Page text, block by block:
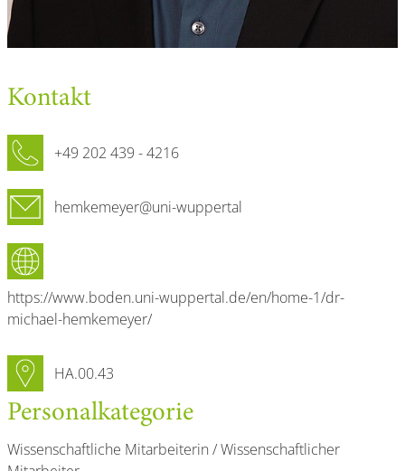
Kontakt
Telefon
+49 202 439 - 4216
E-Mail
hemkemeyer@uni-wuppertal
Internetseite
https://www.boden.uni-wuppertal.de/en/home-1/dr-
michael-hemkemeyer/
Raumnummer
HA.00.43
Personal­kategorie
Wissenschaftliche Mitarbeiterin / Wissenschaftlicher